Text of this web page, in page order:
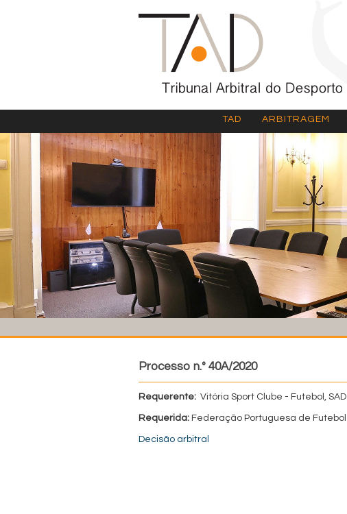
TAD ARBITRAGEM
Processo n.º 40A/2020
Requerente: Vitória Sport Clube - Futebol, SAD
Requerida: Federação Portuguesa de Futebol
Decisão arbitral